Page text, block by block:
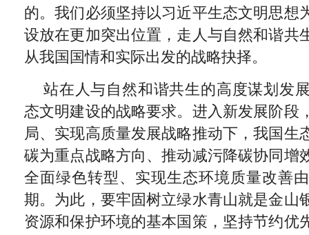
的。我们必须坚持以习近平生态文明思想
设放在更加突出位置，走人与自然和谐共
从我国国情和实际出发的战略抉择。
站在人与自然和谐共生的高度谋划发
态文明建设的战略要求。进入新发展阶段
局、实现高质量发展战略推动下，我国生
碳为重点战略方向、推动减污降碳协同增
全面绿色转型、实现生态环境质量改善
期。为此，要牢固树立绿水青山就是金山
资源和保护环境的基本国策，坚持节约优